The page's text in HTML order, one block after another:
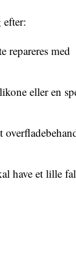
efter:
repareres med
eller en
have et lille